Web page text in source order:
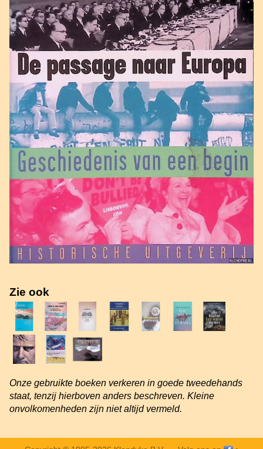
Zie ook
Onze gebruikte boeken verkeren in goede tweedehands
staat, tenzij hierboven anders beschreven. Kleine
onvolkomenheden zijn niet altijd vermeld.